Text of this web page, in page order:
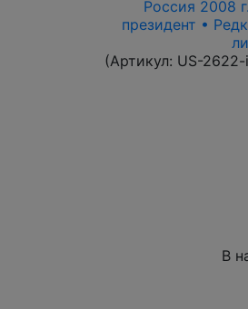
Россия 2008
президент •
(Артикул: US-
В